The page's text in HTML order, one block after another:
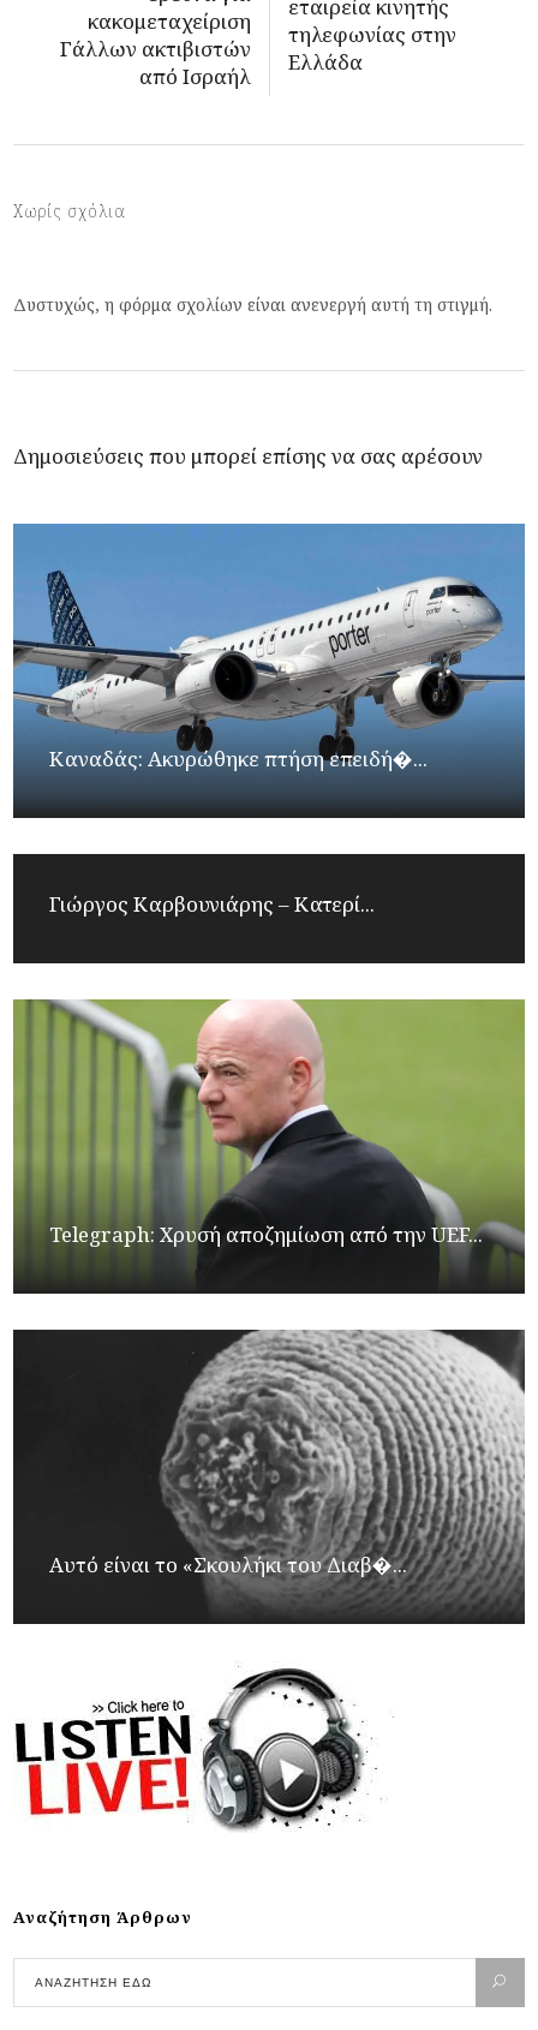
κακομεταχείριση
Γάλλων ακτιβιστών
από Ισραήλ
εταιρεία κινητής
τηλεφωνίας στην
Ελλάδα
Χωρίς σχόλια
Δυστυχώς, η φόρμα σχολίων είναι ανενεργή αυτή τη στιγμή.
Δημοσιεύσεις που μπορεί επίσης να σας αρέσουν
Καναδάς: Ακυρώθηκε πτήση επειδή�...
Γιώργος Καρβουνιάρης – Κατερί...
Telegraph: Χρυσή αποζημίωση από την UEF...
Αυτό είναι το «Σκουλήκι του Διαβ�...
Αναζήτηση Άρθρων